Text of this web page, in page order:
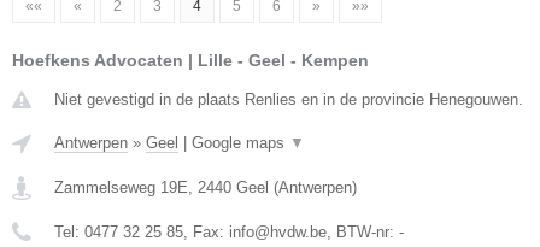
«« « 2 3 4 5 6 » »»
Hoefkens Advocaten | Lille - Geel - Kempen
Niet gevestigd in de plaats Renlies en in de provincie Henegouwen.
Antwerpen » Geel Google maps ▼
Zammelseweg 19E, 2440 Geel (Antwerpen)
Tel: 0477 32 25 85, Fax: info@hvdw.be, BTW-nr: -